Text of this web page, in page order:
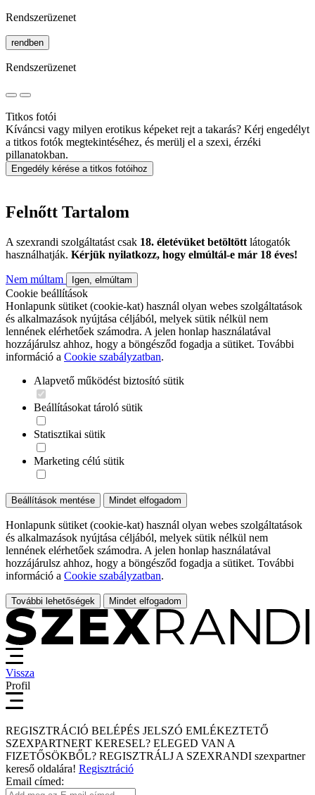
Rendszerüzenet
rendben
Rendszerüzenet
Titkos fotói
Kíváncsi vagy milyen erotikus képeket rejt a takarás? Kérj engedélyt
a titkos fotók megtekintéséhez, és merülj el a szexi, érzéki
pillanatokban.
Engedély kérése a titkos fotóihoz
Felnőtt Tartalom
A szexrandi szolgáltatást csak 18. életévüket betöltött látogatók
használhatják. Kérjük nyilatkozz, hogy elmúltál-e már 18 éves!
Nem múltam Igen, elmúltam
Cookie beállítások
Honlapunk sütiket (cookie-kat) használ olyan webes szolgáltatások
és alkalmazások nyújtása céljából, melyek sütik nélkül nem
lennének elérhetőek számodra. A jelen honlap használatával
hozzájárulsz ahhoz, hogy a böngésződ fogadja a sütiket. További
információ a Cookie szabályzatban.
Alapvető működést biztosító sütik
Beállításokat tároló sütik
Statisztikai sütik
Marketing célú sütik
Beállítások mentése Mindet elfogadom
Honlapunk sütiket (cookie-kat) használ olyan webes szolgáltatások
és alkalmazások nyújtása céljából, melyek sütik nélkül nem
lennének elérhetőek számodra. A jelen honlap használatával
hozzájárulsz ahhoz, hogy a böngésződ fogadja a sütiket. További
információ a Cookie szabályzatban.
További lehetőségek Mindet elfogadom
Vissza
Profil
REGISZTRÁCIÓ BELÉPÉS JELSZÓ EMLÉKEZTETŐ
SZEXPARTNERT KERESEL? ELEGED VAN A
FIZETŐSÖKBŐL? REGISZTRÁLJ A SZEXRANDI szexpartner
kereső oldalára! Regisztráció
Email címed: